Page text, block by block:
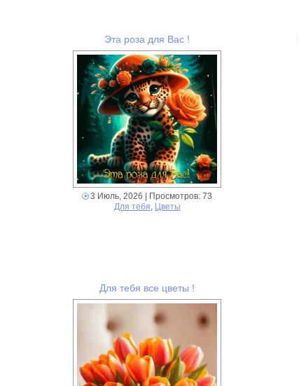
Эта роза для Вас !
3 Июль, 2026 | Просмотров: 73
Для тебя Цветы
Для тебя все цветы !